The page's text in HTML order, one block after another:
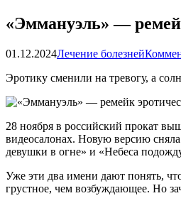
«Эммануэль» —
01.12.2024Лечение болезней
Эротику сменили на тревогу, а
28 ноября в российский прокат
видеосалонах. Новую версию
девушки в огне» и «Небеса
Уже эти два имени дают понять,
грустное, чем возбуждающее. Но